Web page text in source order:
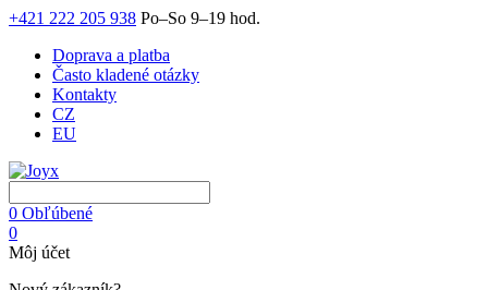
+421 222 205 938 Po–So 9–19 hod.
Doprava a platba
Často kladené otázky
Kontakty
CZ
EU
0 Obľúbené
0
Môj účet